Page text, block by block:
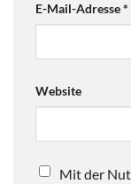
E-Mail-Adresse*
Website
Mit der